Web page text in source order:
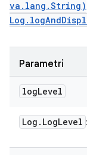
va.lang.String)
Parametri
logLevel
Log . LogLevel